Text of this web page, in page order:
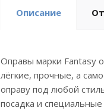
Описание
Оправы марки Fantasy
лёгкие, прочные, а
оправу под любой
посадка и